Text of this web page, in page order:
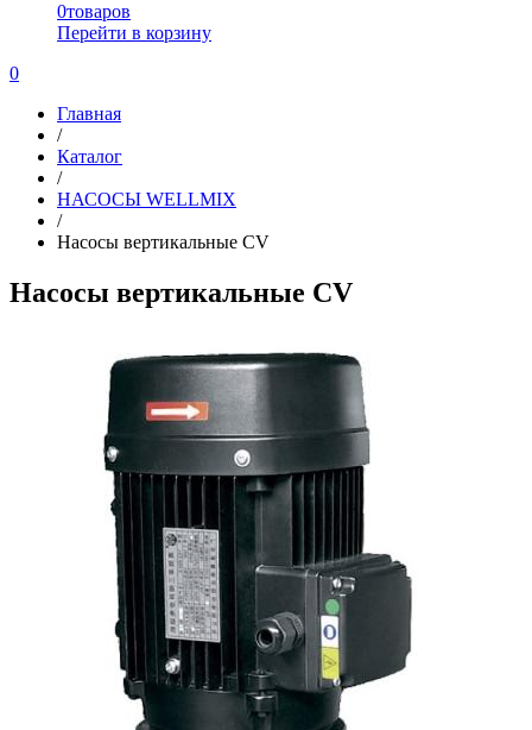
0товаров
Перейти в корзину
0
Главная
/
Каталог
/
НАСОСЫ WELLMIX
/
Насосы вертикальные CV
Насосы вертикальные CV